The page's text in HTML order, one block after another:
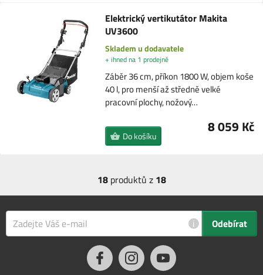
Elektrický vertikutátor Makita
UV3600
Skladem u dodavatele
+ ihned na 1 prodejně
Záběr 36 cm, příkon 1800 W, objem koše
40 l, pro menší až středně velké
pracovní plochy, nožový…
8 059 Kč
Do košíku
18produktů z 18
i Odebírat